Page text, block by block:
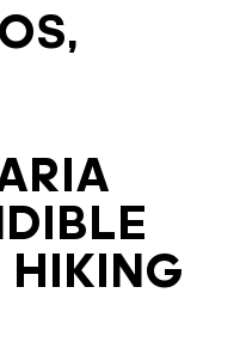
HIKING